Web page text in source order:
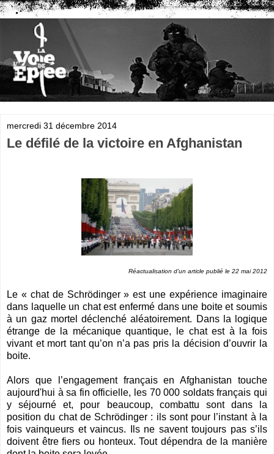
mercredi 31 décembre 2014
Le défilé de la victoire en Afghanistan
Réactualisation d'un article publié le 22 mai 2012
Le « chat de Schrödinger » est une expérience imaginaire
dans laquelle un chat est enfermé dans une boite et soumis
à un gaz mortel déclenché aléatoirement. Dans la logique
étrange de la mécanique quantique, le chat est à la fois
vivant et mort tant qu’on n’a pas pris la décision d’ouvrir la
boite.
Alors que l’engagement français en Afghanistan touche
aujourd'hui à sa fin officielle, les 70 000 soldats français qui
y séjourné et, pour beaucoup, combattu sont dans la
position du chat de Schrödinger : ils sont pour l’instant à la
fois vainqueurs et vaincus. Ils ne savent toujours pas s’ils
doivent être fiers ou honteux. Tout dépendra de la manière